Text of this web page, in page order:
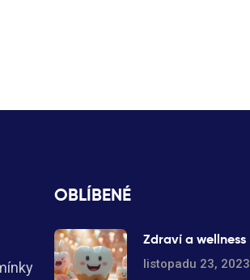
OBLÍBENÉ
Zdraví a wellness
listopadu 23, 2023